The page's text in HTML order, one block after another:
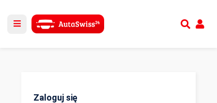
Zaloguj się